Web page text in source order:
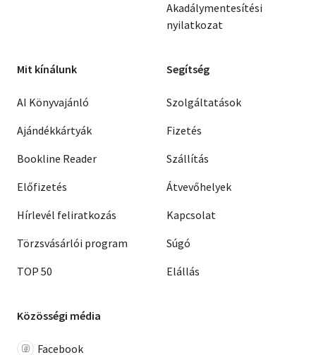
Akadálymentesítési
nyilatkozat
Mit kínálunk
AI Könyvajánló
Ajándékkártyák
Bookline Reader
Előfizetés
Hírlevél feliratkozás
Törzsvásárlói program
TOP 50
Segítség
Szolgáltatások
Fizetés
Szállítás
Átvevőhelyek
Kapcsolat
Súgó
Elállás
Közösségi média
Facebook